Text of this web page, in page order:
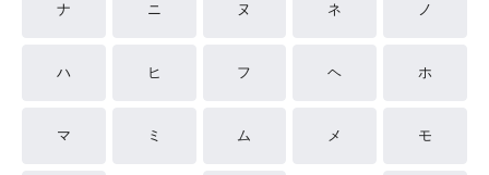
ナ ニ ヌ ネ ノ
ハ ヒ フ ヘ ホ
マ ミ ム メ モ